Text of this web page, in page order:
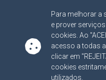
Para melhorar a
e prover
cookies. Ao
acesso a todas
clicar em
cookies
utilizados.
Campo Grande/MS
CEP: 79031-310
SIGA NOSSAS REDES
Linked InYoutube
Facebook
X